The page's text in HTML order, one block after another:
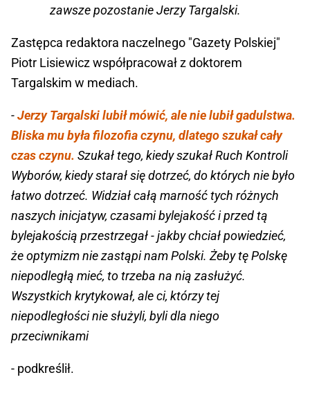
zawsze pozostanie Jerzy Targalski.
Zastępca redaktora naczelnego "Gazety Polskiej"
Piotr Lisiewicz współpracował z doktorem
Targalskim w mediach.
-Jerzy Targalski lubił mówić, ale nie lubił gadulstwa.
Bliska mu była filozofia czynu, dlatego szukał cały
czas czynu. Szukał tego, kiedy szukał Ruch Kontroli
Wyborów, kiedy starał się dotrzeć, do których nie było
łatwo dotrzeć. Widział całą marność tych różnych
naszych inicjatyw, czasami bylejakość i przed tą
bylejakością przestrzegał - jakby chciał powiedzieć,
że optymizm nie zastąpi nam Polski. Żeby tę Polskę
niepodległą mieć, to trzeba na nią zasłużyć.
Wszystkich krytykował, ale ci, którzy tej
niepodległości nie służyli, byli dla niego
przeciwnikami
- podkreślił.